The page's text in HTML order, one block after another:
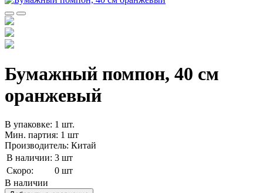
Бумажный помпон, 40 см
оранжевый
В упаковке: 1 шт.
Мин. партия: 1 шт
Производитель: Китай
В наличии: 3 шт
Скоро:
0 шт
В наличии